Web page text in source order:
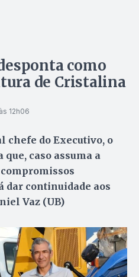
como
de Cristalina
12h06
chefe do Executivo, o
caso assuma a
dar continuidade aos
Vaz (UB)